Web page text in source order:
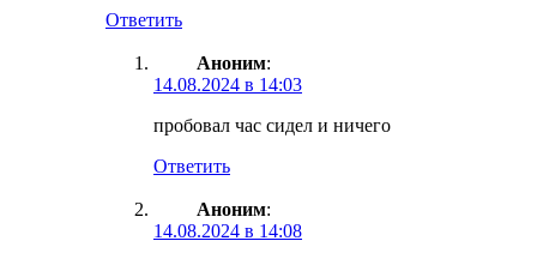
Ответить
Аноним:
14.08.2024 в 14:03
пробовал час сидел и ничего
Ответить
Аноним:
14.08.2024 в 14:08